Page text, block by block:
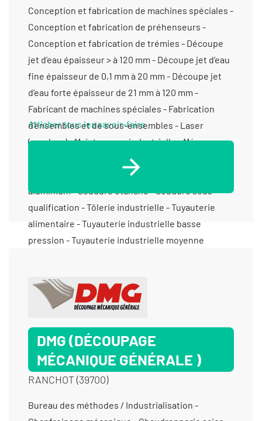
Conception et fabrication de machines spéciales -
Conception et fabrication de préhenseurs -
Conception et fabrication de trémies - Découpe
jet d’eau épaisseur > à 120 mm - Découpe jet d’eau
fine épaisseur de 0,1 mm à 20 mm - Découpe jet
d’eau forte épaisseur de 21 mm à 120 mm -
Fabricant de machines spéciales - Fabrication
d’ensembles et de sous-ensembles - Laser
(soudure) - Maintenance industrielle - Mécano
soudure - Métallerie - Négoce de produits
industriels - Serrurerie industrielle - Soudure
aluminium - Soudure étanche - Soudure sous
qualification - Tôlerie industrielle - Tuyauterie
alimentaire - Tuyauterie industrielle basse
pression - Tuyauterie industrielle moyenne
Afficher tous les savoir-faire
DMG (DÉCOUPAGE
MÉCANIQUE GÉNÉRALE )
RANCHOT (39700)
Bureau des méthodes / Industrialisation - Chanfreinage mécanique - Chaudronnerie acier - Chaudronnerie alu - Chaudronnerie inox - Décapage mécanique (ébavurage) - Découpage presse automatique - Découpage presse traditionnelle - Découpage, pliage, roulage, emboutissage de haute précision - Ébavurage tribofinition - Emboutissage - Fabrication de sous-ensembles et d'ensembles pour machines spéciales - Formage à froid - Laser (découpe) - Laser (gravure et marquage) - Laser (sous-traitance) - Mécanique générale - Mécano soudure - Parachèvement (coupe à longueur) - Parachèvement (finition de bords) - Pliage - Prototypes (conception) - Prototypes (fabrication petite série) - Prototypes (fabrication) - Redressage - Sertissage - Soudure / Brasure traditionnelle - Soudure aluminium - Soudure étanche - Soudure sous qualification - Taraudage - Tôlerie fine/ de précision - Tôlerie industrielle - Tournage 2 axes - Tournage 3 axes - Tournage petite série (de 11 à 1000 pièces) - Tournage prototype et unitaire (< 10 pièces) - Usinage / 3 axes / moyenne série (de 1001 à 10 000 pièces) > 1000 cm3 - Usinage / 3 axes / moyenne série (de 1001 à 10 000 pièces) entre 350 cm3 et 1000 cm3 -